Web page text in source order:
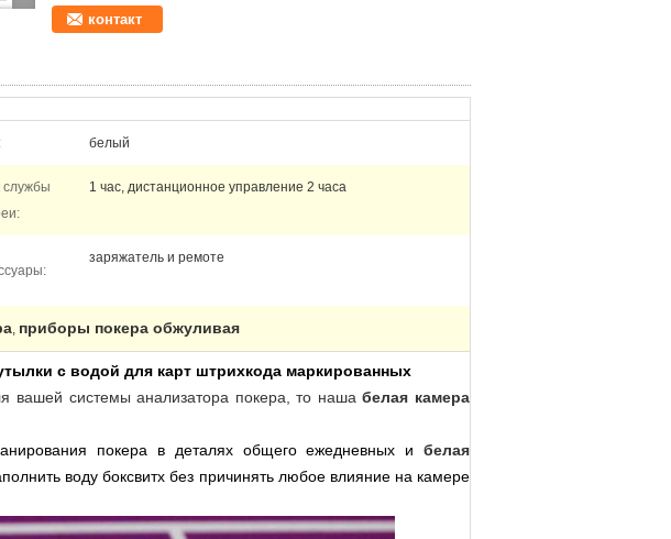
контакт
белый
службы
1 час, дистанционное управление 2 часа
заряжатель и ремоте
, приборы покера обжуливая
с водой для карт штрихкода маркированных
вашей системы анализатора покера, то нашабелая камера
покера в деталях общего ежедневных и
белая
воду боксвитх без причинять любое влияние на камере